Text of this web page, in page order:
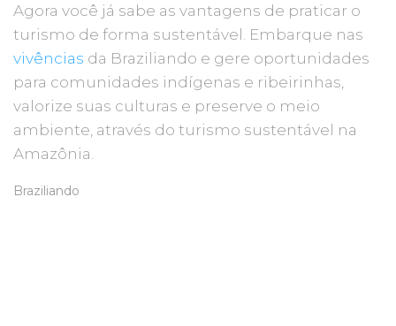
Agora você já sabe as vantagens de praticar o
turismo de forma sustentável. Embarque nas
vivências da Braziliando e gere oportunidades
para comunidades indígenas e ribeirinhas,
valorize suas culturas e preserve o meio
ambiente, através do turismo sustentável na
Amazônia.
Braziliando